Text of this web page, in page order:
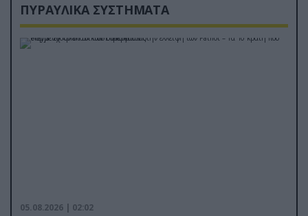
ΠΥΡΑΥΛΙΚΑ ΣΥΣΤΗΜΑΤΑ
05.08.2026 | 02:02